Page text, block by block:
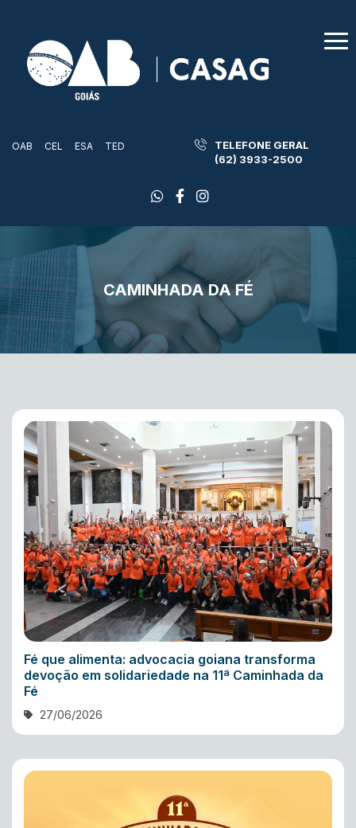
OAB CEL ESA TED
TELEFONE GERAL
(62) 3933-2500
CAMINHADA DA FÉ
Fé que alimenta: advocacia goiana transforma
devoção em solidariedade na 11ª Caminhada da
Fé
27/06/2026